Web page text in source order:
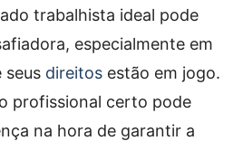
trabalhista ideal pode
especialmente em
seus direitos estão em jogo.
profissional certo pode
na hora de garantir a